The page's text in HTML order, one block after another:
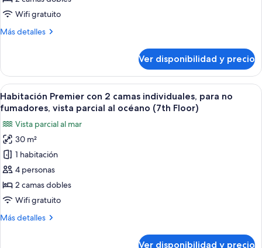
floors)
2
individuales,
fumadores,
vista
al
océano
(7th
Floor)
Wifi gratuito
Más detalles
Más
Premier
con
2
camas
para
no
fumadores,
vista
al
(7th
Floor)
Ver disponibilidad y precio
Ver
todas
fotos
de
Habitación
Premier
con
2
individuales,
Habitación de hotel con dos camas,
6
Habitación Premier con 2 camas individuales, para no
fumadores, vista parcial al océano (7th Floor)
Vista parcial al mar
30 m²
1 habitación
4 personas
2 camas dobles
Wifi gratuito
Más detalles
Más
Ver disponibilidad y precio